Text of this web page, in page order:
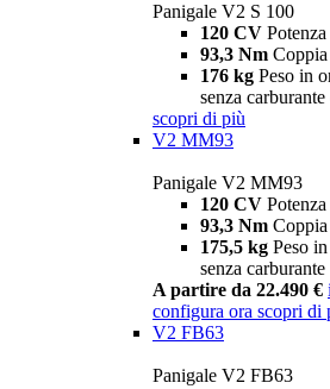
Panigale V2 S 100
120 CV Potenza
93,3 Nm Coppia
176 kg Peso in
senza
scopri di più
V2 MM93
Panigale V2 MM93
120 CV Potenza
93,3 Nm Coppia
175,5 kg Peso
senza carburante
A partire da 22.490 € i
configura ora scopri di
V2 FB63
Panigale V2 FB63